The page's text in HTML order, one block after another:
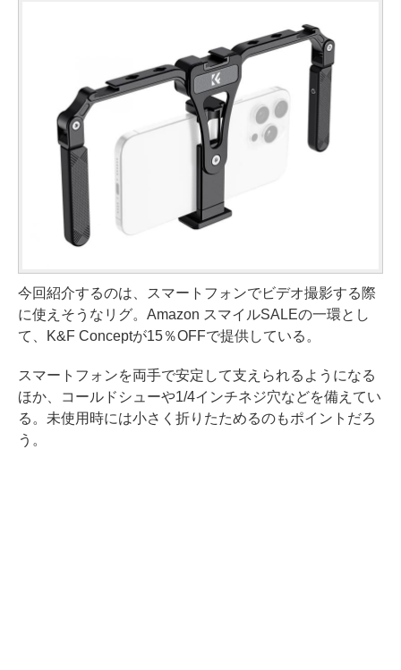
今回紹介するのは、スマートフォンでビデオ撮影する際
に使えそうなリグ。Amazon スマイルSALEの一環とし
て、K&F Conceptが15％OFFで提供している。
スマートフォンを両手で安定して支えられるようになる
ほか、コールドシューや1/4インチネジ穴などを備えてい
る。未使用時には小さく折りたためるのもポイントだろ
う。